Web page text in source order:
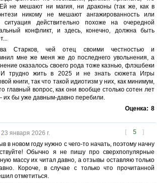
не мешают ни магия, ни драконы (так же, как в
никому не мешают ангажированность или
ситуация действительно похоже на очередной
конфликт, и здесь, конечно, должна быть
Старков, чей отец своими честностью и
мне же меня же до последнего увольнения, а
оказалось своего рода тоже казнью, флэшбеки
трудно жить в 2025 и не знать сюжета Игры
книги, так что такой идиотизм у них, как минимум,
главный вопрос, как они вообще столько сотен лет
их бы уже давным-давно перебили.
Оценка: 8
[ 5 ]
23 января 2026 г.
в новом году нужно с чего-то начать, поэтому начну
Обычно я не пишу про сверхпопулярные
массу их читал давно, а отзывы оставляю только
Короче, в случае с только что прочитанной
отметиться.